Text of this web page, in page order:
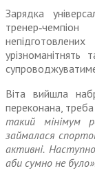
Зарядка
Віта вийшла
переконана,
такий мінімум
займалася
активні.
аби сумно не було»